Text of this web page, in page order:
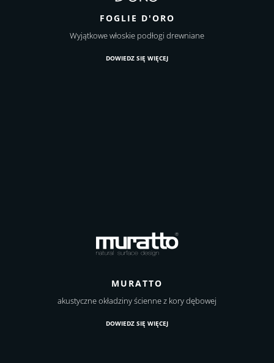
FOGLIE D'ORO
Wyjątkowe włoskie podłogi drewniane
DOWIEDZ SIĘ WIĘCEJ
MURATTO
akustyczne okładziny ścienne z kory dębowej
DOWIEDZ SIĘ WIĘCEJ